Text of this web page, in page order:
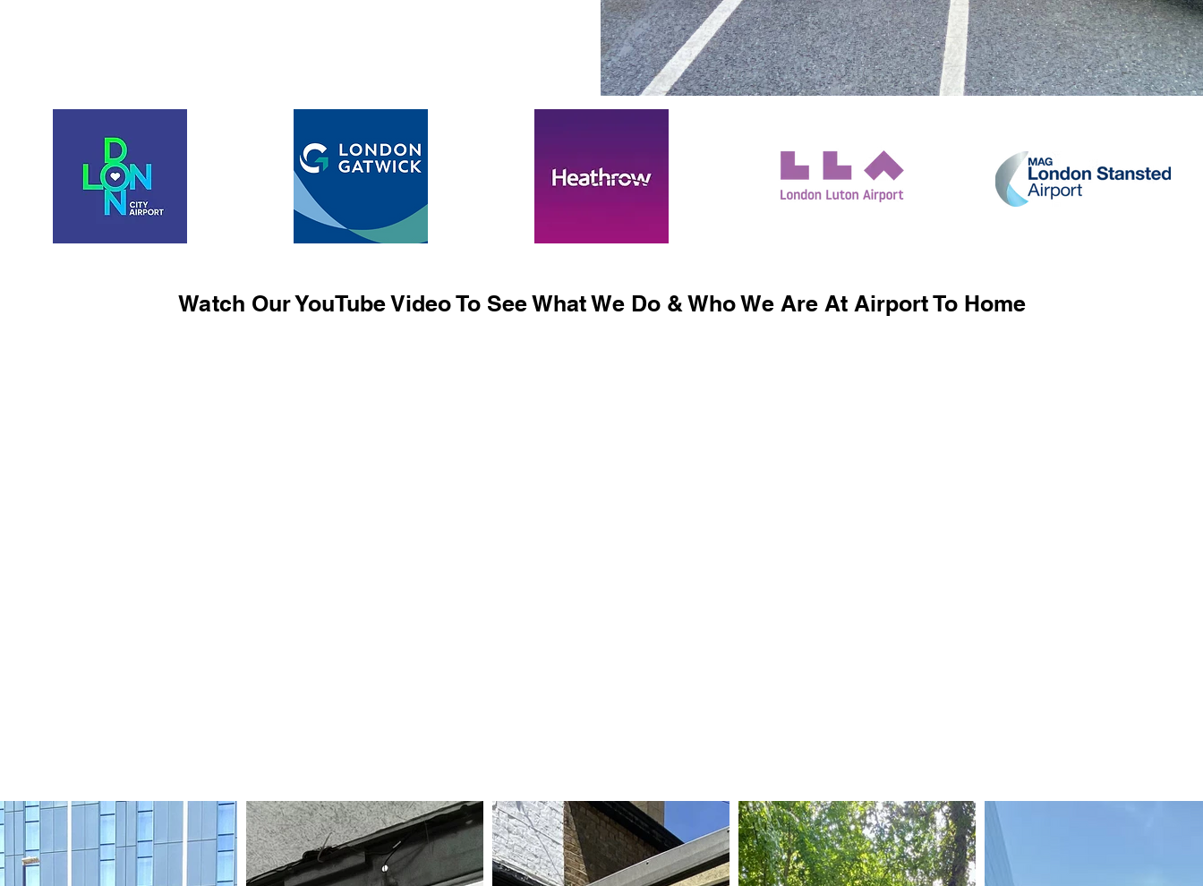
Watch Our YouTube Video To See What We Do & Who We Are At Airport To Home